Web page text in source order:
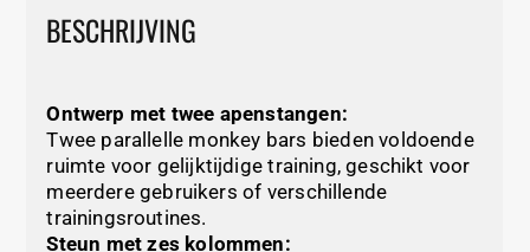
BESCHRIJVING
Ontwerp met twee apenstangen:
Twee parallelle monkey bars bieden voldoende
ruimte voor gelijktijdige training, geschikt voor
meerdere gebruikers of verschillende
trainingsroutines.
Steun met zes kolommen: